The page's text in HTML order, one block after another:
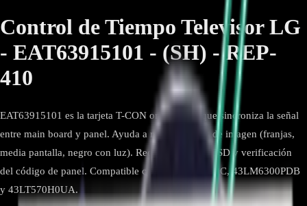
Control de Tiempo Televisor LG
- EAT63915101 - (SH) - REP-
410
EAT63915101 es la tarjeta T-CON original LG que sincroniza la señal
entre main board y panel. Ayuda a resolver fallas de imagen (franjas,
media pantalla, negro con luz). Requiere manejo ESD y verificación
del código de panel. Compatible con 43LK5700PDC, 43LM6300PDB
y 43LT570H0UA.